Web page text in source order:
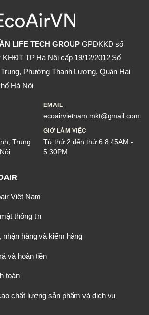
LIFE TECH GROUP GPĐKKD số
KHĐT TP Hà Nội cấp 19/12/2012 Số
Phường Thanh Lương, Quận Hai
Hà Nội
EMAIL
ecoairvietnam.mkt@gmail.com
Trung
GIỜ LÀM VIỆC
Từ thứ 2 đến thứ 6 8:45AM -
5:30PM
Việt Nam
thông tin
nhận hàng và kiểm hàng
và hoàn tiền
toán
chất lượng sản phẩm và dịch vụ